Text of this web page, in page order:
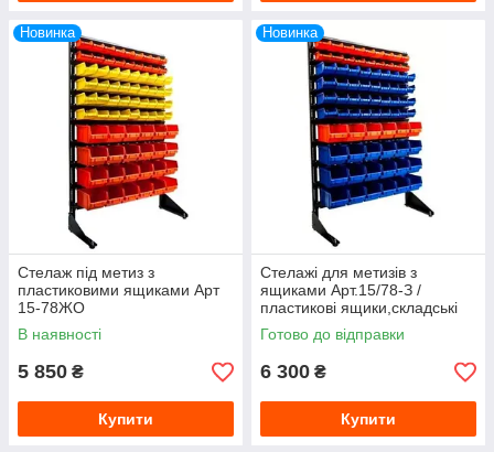
Новинка
Стелаж під метиз з
пластиковими ящиками Арт
15-78ЖО
В наявності
5 850 ₴
Купити
Новинка
Стелажі для метизів з
ящиками Арт.15/78-З /
пластикові ящики,складські
ящики
Готово до відправки
6 300 ₴
Купити